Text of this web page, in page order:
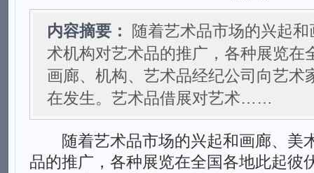
内容摘要：
随着艺术品市场的兴起
术机构对艺术品的推广，各种展览在
画廊、机构、艺术品经纪公司向艺术
在发生。艺术品借展对艺术……
随着艺术品市场的兴起和画廊、美
品的推广，各种展览在全国各地此起彼